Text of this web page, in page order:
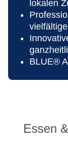
lokalen
BLUE®
Essen